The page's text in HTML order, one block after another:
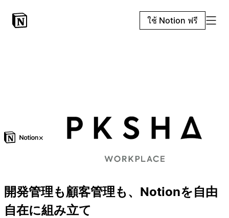
ใช้ Notion ฟรี
×
開発管理も顧客管理も、Notionを自由
自在に組み立て